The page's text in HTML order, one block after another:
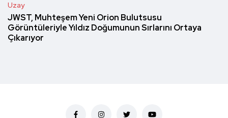
Uzay
JWST, Muhteşem Yeni Orion Bulutsusu
Görüntüleriyle Yıldız Doğumunun Sırlarını Ortaya
Çıkarıyor